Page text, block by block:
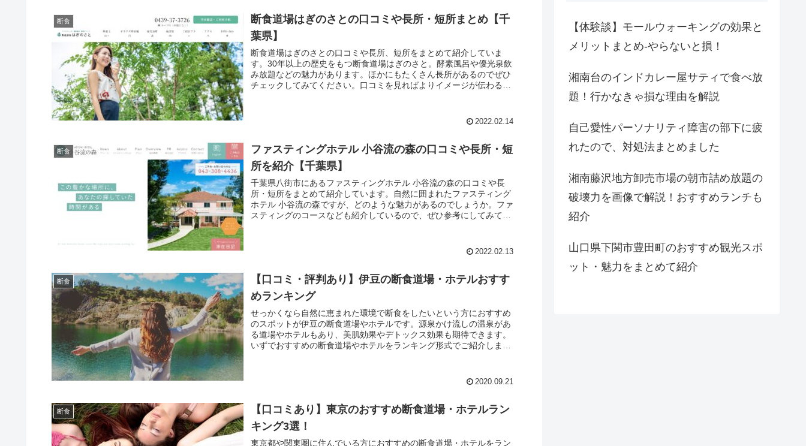
断食
断食道場はぎのさとの口コミや長所・短所まとめ【千
葉県】
断食道場はぎのさとの口コミや長所、短所をまとめて紹介していま
す。30年以上の歴史をもつ断食道場はぎのさと。酵素風呂や優光泉飲
み放題などの魅力があります。ほかにもたくさん長所があるのでぜひ
チェックしてみてください。口コミを見ればよりイメージが伝わるで
2022.02.14
断食
ファスティングホテル 小谷流の森の口コミや長所・短
所を紹介【千葉県】
千葉県八街市にあるファスティングホテル 小谷流の森の口コミや長
所・短所をまとめて紹介しています。自然に囲まれたファスティング
ホテル 小谷流の森ですが、どのような魅力があるのでしょうか。ファ
スティングのコースなども紹介しているので、ぜひ参考にしてみてく
2022.02.13
断食
【口コミ・評判あり】伊豆の断食道場・ホテルおすす
めランキング
せっかくなら自然に恵まれた環境で断食をしたいという方におすすめ
のスポットが伊豆の断食道場やホテルです。源泉かけ流しの温泉があ
る道場やホテルもあり、美肌効果やデトックス効果も期待できます。
いずでおすすめの断食道場やホテルをランキング形式でご紹介しま
2020.09.21
断食
【口コミあり】東京のおすすめ断食道場・ホテルラン
キング3選！
東京都や関東圏に住んでいる方におすすめの断食道場・ホテルをラン
【体験談】モールウォーキングの効果と
メリットまとめ-やらないと損！
湘南台のインドカレー屋サティで食べ放
題！行かなきゃ損な理由を解説
自己愛性パーソナリティ障害の部下に疲
れたので、対処法まとめました
湘南藤沢地方卸売市場の朝市詰め放題の
破壊力を画像で解説！おすすめランチも
紹介
山口県下関市豊田町のおすすめ観光スポ
ット・魅力をまとめて紹介